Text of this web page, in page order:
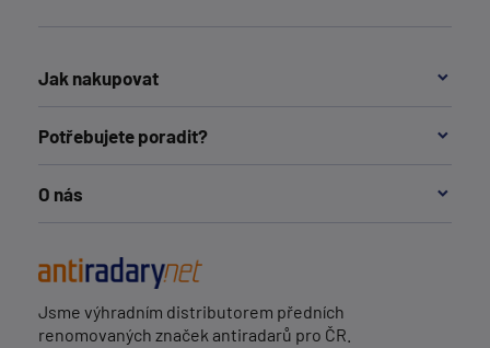
Jak nakupovat
Potřebujete poradit?
O nás
Jsme výhradním distributorem předních
renomovaných značek antiradarů pro ČR.